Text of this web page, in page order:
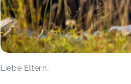
Liebe Eltern,